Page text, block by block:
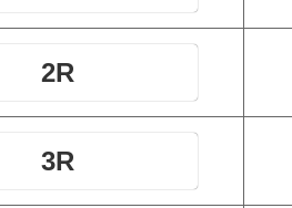
2R
3R